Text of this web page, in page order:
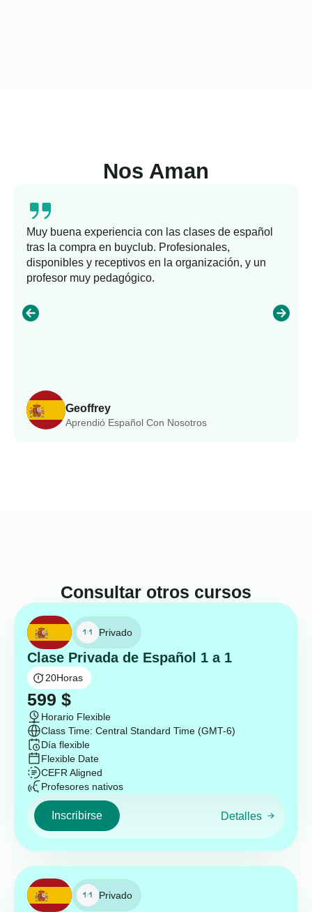
Nos Aman
Geoffrey
Aprendió Español Con Nosotros
Muy buena experiencia con las clases de español
tras la compra en buyclub. Profesionales,
disponibles y receptivos en la organización, y un
profesor muy pedagógico.
Consultar otros cursos
Privado
Clase Privada de Español 1 a 1
20Horas
599 $
Horario Flexible
Class Time: Central Standard Time (GMT-6)
Día flexible
Flexible Date
CEFR Aligned
Profesores nativos
Inscribirse Detalles
Privado